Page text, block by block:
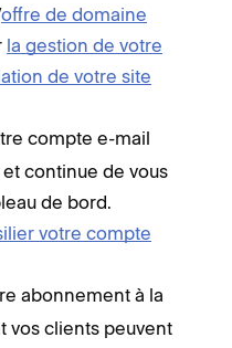
offre de domaine
la gestion de votre
de votre site
compte e-mail
continue de vous
de bord.
votre compte
abonnement à la
vos clients peuvent